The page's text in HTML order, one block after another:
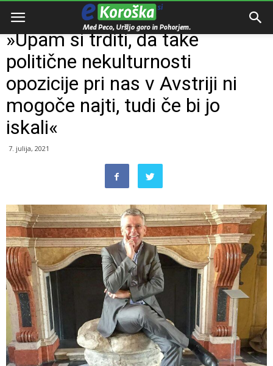
Domov
»Upam si trditi, da take
politične nekulturnosti
opozicije pri nas v Avstriji ni
mogoče najti, tudi če bi jo
iskali«
7. julija, 2021